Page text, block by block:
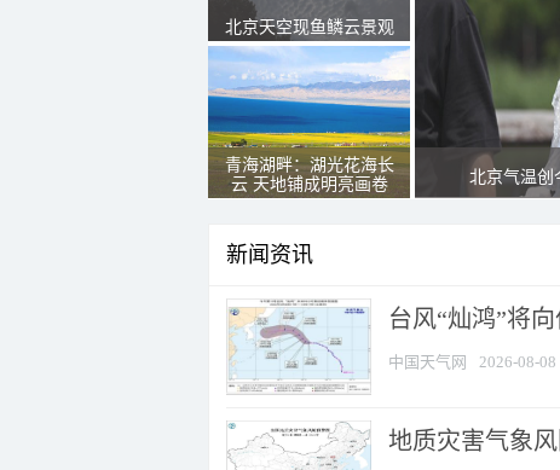
北京天空现鱼鳞云景观
青海湖畔：湖光花海长
云 天地铺成明亮画卷
北京气温创
新闻资讯
台风“灿鸿”将
中国天气网 2026-08-08
地质灾害气象